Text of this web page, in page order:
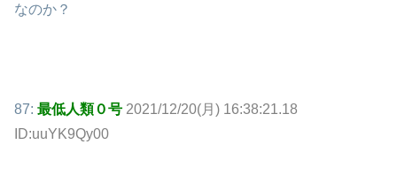
なのか？
87: 最低人類０号 2021/12/20(月) 16:38:21.18
ID:uuYK9Qy00